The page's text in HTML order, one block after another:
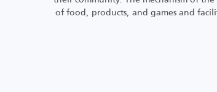
of food, products, and games and